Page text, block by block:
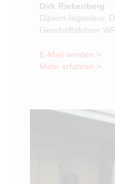
Dirk Riekenberg
Diplom-Ingenieur,
Geschäftsführer
E-Mail senden >
Mehr erfahren >